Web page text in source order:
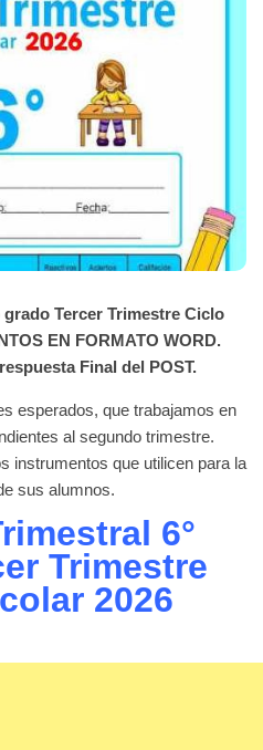
Tercer Trimestre Ciclo
EN FORMATO WORD.
Final del POST.
esperados, que trabajamos en
al segundo trimestre.
instrumentos que utilicen para la
sus alumnos.
6°
Trimestre
2026